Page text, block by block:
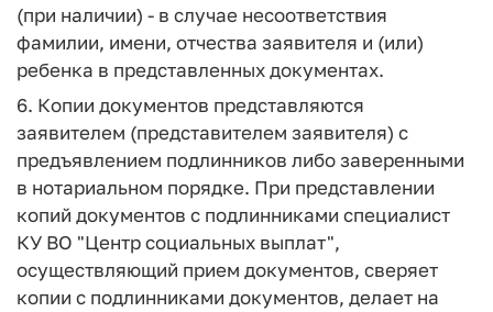
(при наличии) - в случае несоответствия
фамилии, имени, отчества заявителя и (или)
ребенка в представленных документах.
6. Копии документов представляются
заявителем (представителем заявителя) с
предъявлением подлинников либо заверенными
в нотариальном порядке. При представлении
копий документов с подлинниками специалист
КУ ВО "Центр социальных выплат",
осуществляющий прием документов, сверяет
копии с подлинниками документов, делает на